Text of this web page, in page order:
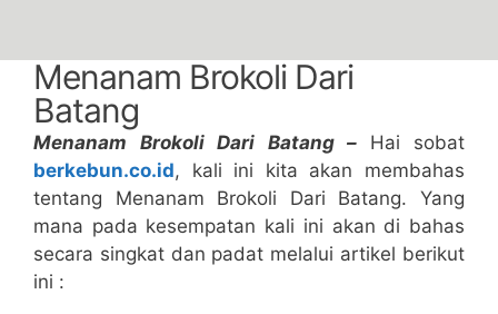
Menanam Brokoli Dari
Batang
Menanam Brokoli Dari Batang – Hai sobat
berkebun.co.id, kali ini kita akan membahas
tentang Menanam Brokoli Dari Batang. Yang
mana pada kesempatan kali ini akan di bahas
secara singkat dan padat melalui artikel berikut
ini :